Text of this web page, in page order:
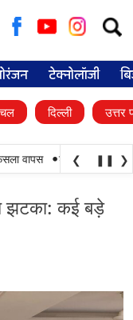
for:
टेक्नोलॉजी
दिल्ली उत्तर
वापस • श्री गुरु हरिकृष्ण
❮ ❚❚ ❯
झटका: कई बड़े